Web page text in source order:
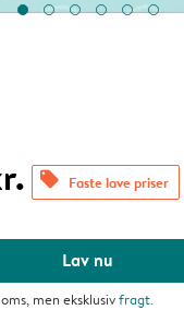
offers Faste lave priser
Lav nu
men eksklusivfragt.